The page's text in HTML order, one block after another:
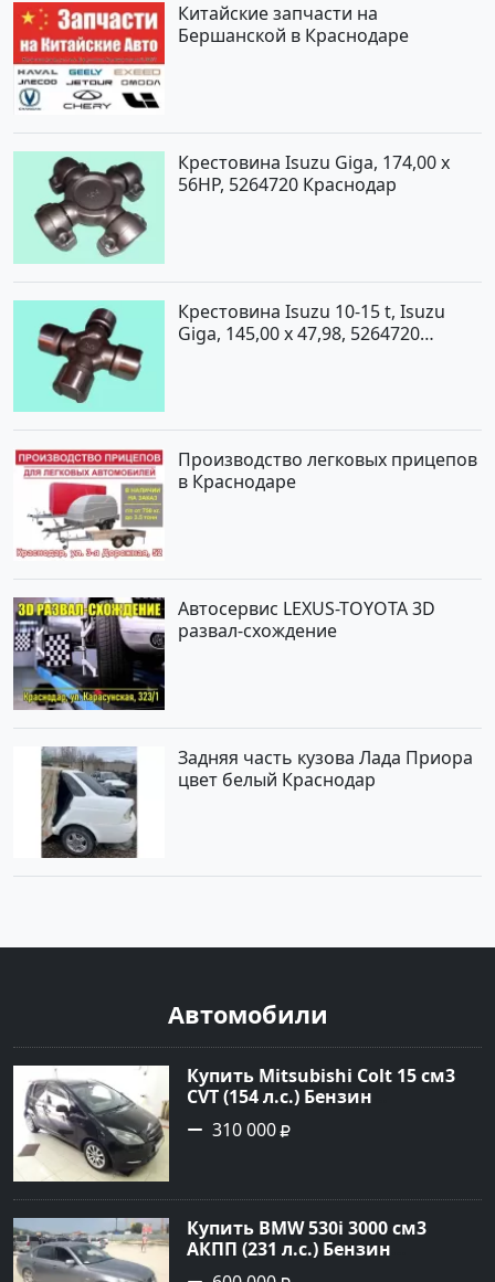
Китайские запчасти на
Бершанской в Краснодаре
Крестовина Isuzu Giga, 174,00 x
56HP, 5264720 Краснодар
Крестовина Isuzu 10-15 t, Isuzu
Giga, 145,00 x 47,98, 5264720
Производство легковых прицепов
в Краснодаре
Автосервис LEXUS-TOYOTA 3D
развал-схождение
Задняя часть кузова Лада Приора
цвет белый Краснодар
Автомобили
Купить Mitsubishi Colt 15 см3
CVT (154 л.с.) Бензин
турбонаддув в Краснодар:
цвет Чёрный металик Хетчбэк
сайте Авторынок23
310 000
Купить BMW 530i 3000 см3
АКПП (231 л.с.) Бензин
инжектор в Новороссийск: